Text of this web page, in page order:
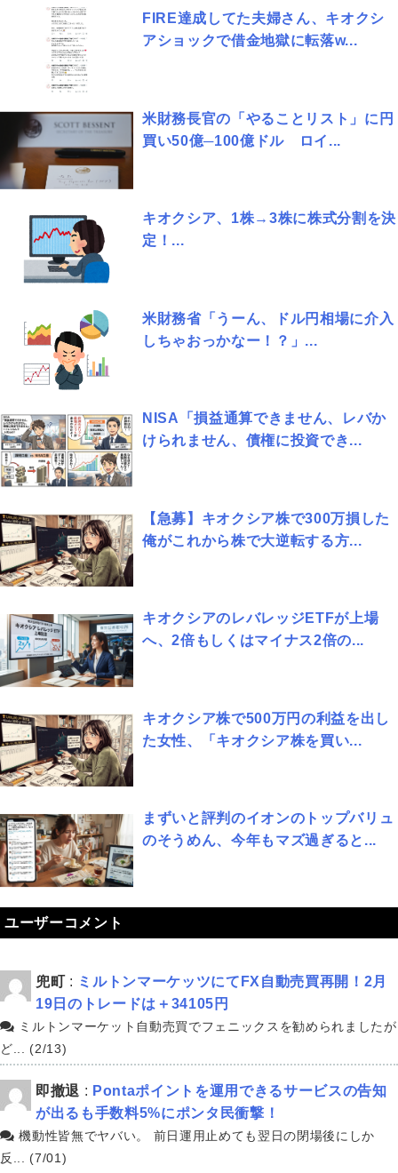
FIRE達成してた夫婦さん、キオクシ
アショックで借金地獄に転落w...
米財務長官の「やることリスト」に円
買い50億─100億ドル ロイ...
キオクシア、1株→3株に株式分割を決
定！...
米財務省「うーん、ドル円相場に介入
しちゃおっかなー！？」...
NISA「損益通算できません、レバか
けられません、債権に投資でき...
【急募】キオクシア株で300万損した
俺がこれから株で大逆転する方...
キオクシアのレバレッジETFが上場
へ、2倍もしくはマイナス2倍の...
キオクシア株で500万円の利益を出し
た女性、「キオクシア株を買い...
まずいと評判のイオンのトップバリュ
のそうめん、今年もマズ過ぎると...
ユーザーコメント
兜町 : ミルトンマーケッツにてFX自動売買再開！2月
19日のトレードは＋34105円
ミルトンマーケット自動売買でフェニックスを勧められましたが
ど... (2/13)
即撤退 : Pontaポイントを運用できるサービスの告知
が出るも手数料5%にポンタ民衝撃！
機動性皆無でヤバい。 前日運用止めても翌日の閉場後にしか
反... (7/01)